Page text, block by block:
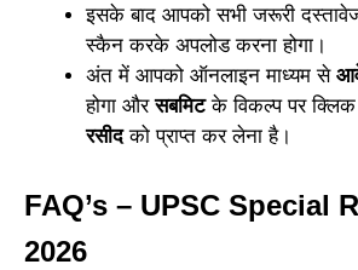
इसके बाद आपको सभी जरूरी
स्कैन करके अपलोड करना होगा।
अंत में आपको ऑनलाइन माध्यम से
होगा औरसबमिटके विकल्प पर
रसीदको प्राप्त कर लेना है।
FAQ’s – UPSC Special
2026